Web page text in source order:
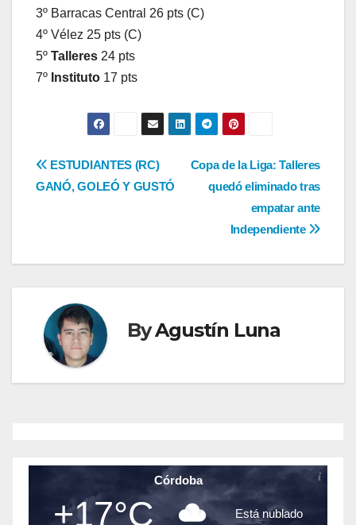
3º Barracas Central 26 pts (C)
4º Vélez 25 pts (C)
5º Talleres 24 pts
7º Instituto 17 pts
Navegación
Copa de la Liga: Talleres
quedó eliminado tras
empatar ante
Independiente
ESTUDIANTES (RC)
GANÓ, GOLEÓ Y GUSTÓ
ByAgustín Luna
Córdoba
+17°C Está nublado